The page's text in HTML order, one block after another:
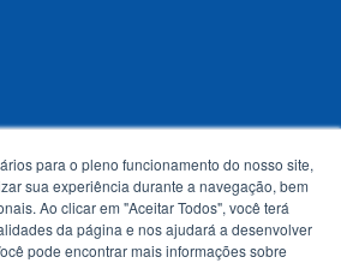
para o pleno funcionamento do nosso site,
sua experiência durante a navegação, bem
Ao clicar em "Aceitar Todos", você terá
da página e nos ajudará a desenvolver
pode encontrar mais informações sobre